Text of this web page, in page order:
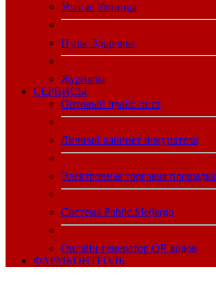
Усатые Умницы
Пульс Здоровья
Журналы
CЕРВИСЫ
Оптовый прайс-лист
Личный кабинет покупателя
Электронная торговая площадка
Система Public.Medargo
Онлайн-генератор QR кодов
ФАРМКОНТРОЛЬ